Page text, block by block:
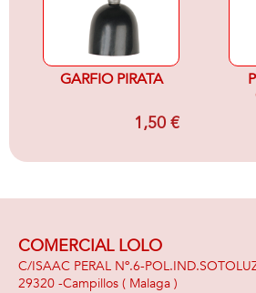
GARFIO PIRATA
1,50 €
COMERCIAL LOLO
C/ISAAC PERAL Nº.6-
29320 -Campillos ( Malaga )